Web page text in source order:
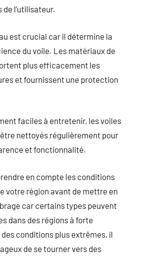
l’utilisateur.
est crucial car il détermine la
du voile. Les matériaux de
plus efficacement les
et fournissent une protection
faciles à entretenir, les voiles
être nettoyés régulièrement pour
et fonctionnalité.
en compte les conditions
votre région avant de mettre en
car certains types peuvent
dans des régions à forte
conditions plus extrêmes, il
de se tourner vers des